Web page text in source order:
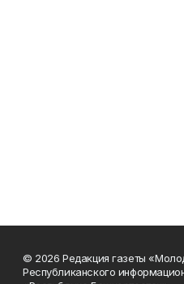
© 2026 Редакция газеты
Республиканского